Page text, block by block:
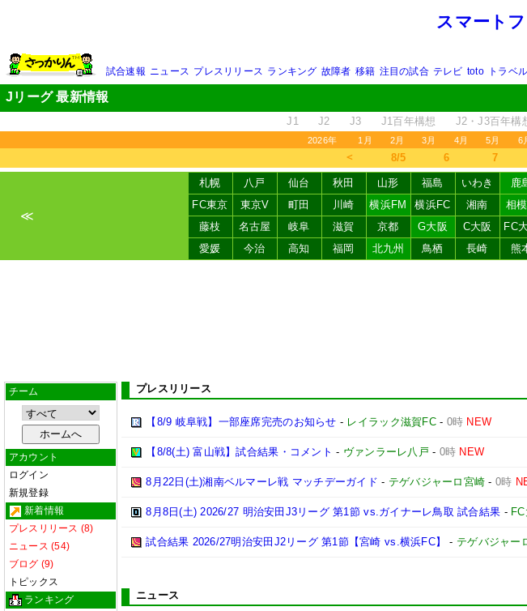
スマート
試合速報 ニュース プレスリリース ランキング 故障者 移籍 注目の試合 テレビ toto トラベル
Jリーグ 最新情報
J1 J2 J3 J1百年構想 J2・J3百年構
2026年 1月 2月 3月 4月 5月 6
＜ 8/5 6 7
≪
札幌 八戸 仙台 秋田 山形 福島 いわき 鹿
FC東京
東京V 町田 川崎 横浜FM 横浜FC 湘南 相
藤枝
名古屋 岐阜 滋賀 京都 G大阪 C大阪 FC
愛媛
今治 高知 福岡 北九州 鳥栖 長崎 熊
チーム
アカウント
ログイン
新規登録
新着情報
プレスリリース (8)
ニュース (54)
ブログ (9)
トピックス
ランキング
プレスリリース
【8/9 岐阜戦】一部座席完売のお知らせ - レイラック滋賀FC- 0時 NEW
【8/8(土) 富山戦】試合結果・コメント - ヴァンラーレ八戸 - 0時 NEW
8月22日(土)湘南ベルマーレ戦 マッチデーガイド - テゲバジャーロ宮崎 - 0時
8月8日(土) 2026/27 明治安田J3リーグ 第1節 vs.ガイナーレ鳥取 試合結果 -
試合結果 2026/27明治安田J2リーグ 第1節【宮崎 vs.横浜FC】 - テゲバジャー
ニュース